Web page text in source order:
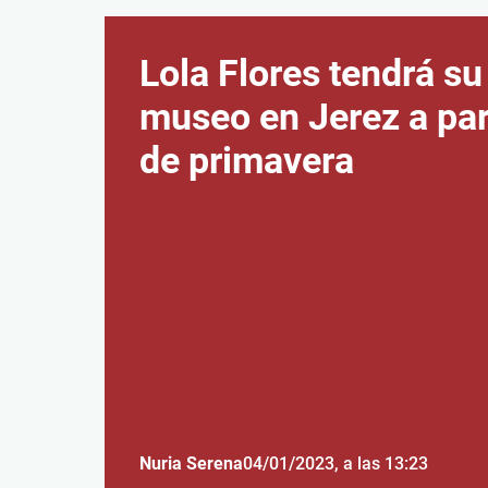
Lola Flores tendrá su
museo en Jerez a
de primavera
Nuria Serena04/01/2023, a las 13:23